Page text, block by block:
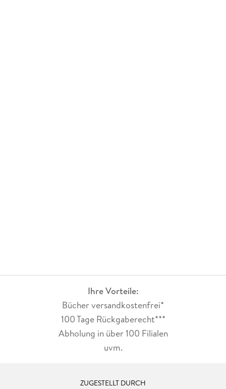
Ihre Vorteile:
Bücher versandkostenfrei*
100 Tage Rückgaberecht***
Abholung in über 100 Filialen
uvm.
ZUGESTELLT DURCH